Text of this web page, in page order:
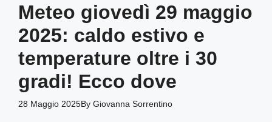
Meteo giovedì 29 maggio
2025: caldo estivo e
temperature oltre i 30
gradi! Ecco dove
28 Maggio 2025By Giovanna Sorrentino